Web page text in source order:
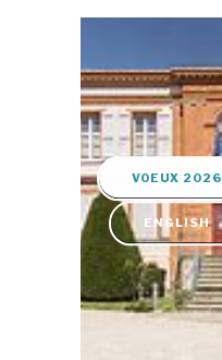
VOEUX 2026
ENGLISH